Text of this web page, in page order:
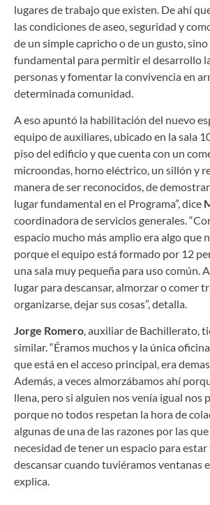
lugares de trabajo que existen. De ahí
las condiciones de aseo, seguridad y
de un simple capricho o de un gusto, sino
fundamental para permitir el desarrollo
personas y fomentar la convivencia en
determinada comunidad.
A eso apuntó la habilitación del nuevo
equipo de auxiliares, ubicado en la sala
piso del edificio y que cuenta con un
microondas, horno eléctrico, un sillón y
manera de ser reconocidos, de
lugar fundamental en el Programa”, dice
coordinadora de servicios generales.
espacio mucho más amplio era algo que
porque el equipo está formado por 12
una sala muy pequeña para uso común.
lugar para descansar, almorzar o comer
organizarse, dejar sus cosas”, detalla.
Jorge Romero, auxiliar de Bachillerato,
similar. “Éramos muchos y la única
que está en el acceso principal, era
Además, a veces almorzábamos ahí
llena, pero si alguien nos venía igual nos
porque no todos respetan la hora de
algunas de una de las razones por las
necesidad de tener un espacio para
descansar cuando tuviéramos ventanas
explica.